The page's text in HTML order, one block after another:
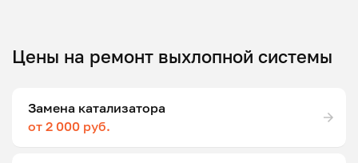
Цены на ремонт выхлопной системы
Замена катализатора
от 2 000 руб.